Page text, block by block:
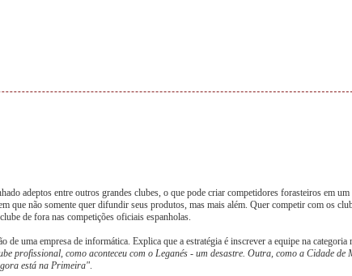
adeptos entre outros grandes clubes, o que pode criar competidores forasteiros em um
que não somente quer difundir seus produtos, mas mais além. Quer competir com os
de fora nas competições oficiais espanholas.
uma empresa de informática. Explica que a estratégia é inscrever a equipe na categoria
profissional, como aconteceu com o Leganés - um desastre. Outra, como a Cidade de
está na Primeira".